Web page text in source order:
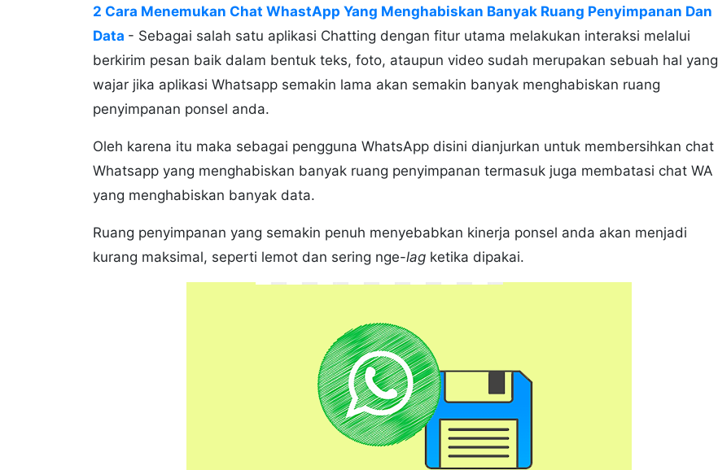
2 Cara Menemukan Chat WhastApp Yang Menghabiskan Banyak Ruang Penyimpanan Dan
Data - Sebagai salah satu aplikasi Chatting dengan fitur utama melakukan interaksi melalui
berkirim pesan baik dalam bentuk teks, foto, ataupun video sudah merupakan sebuah hal yang
wajar jika aplikasi Whatsapp semakin lama akan semakin banyak menghabiskan ruang
penyimpanan ponsel anda.
Oleh karena itu maka sebagai pengguna WhatsApp disini dianjurkan untuk membersihkan chat
Whatsapp yang menghabiskan banyak ruang penyimpanan termasuk juga membatasi chat WA
yang menghabiskan banyak data.
Ruang penyimpanan yang semakin penuh menyebabkan kinerja ponsel anda akan menjadi
kurang maksimal, seperti lemot dan sering nge-lag ketika dipakai.